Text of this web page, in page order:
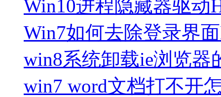
Win10进程隐藏器驱动
Win7如何去除登录界
win8系统卸载ie浏览器
win7 word文档打不开